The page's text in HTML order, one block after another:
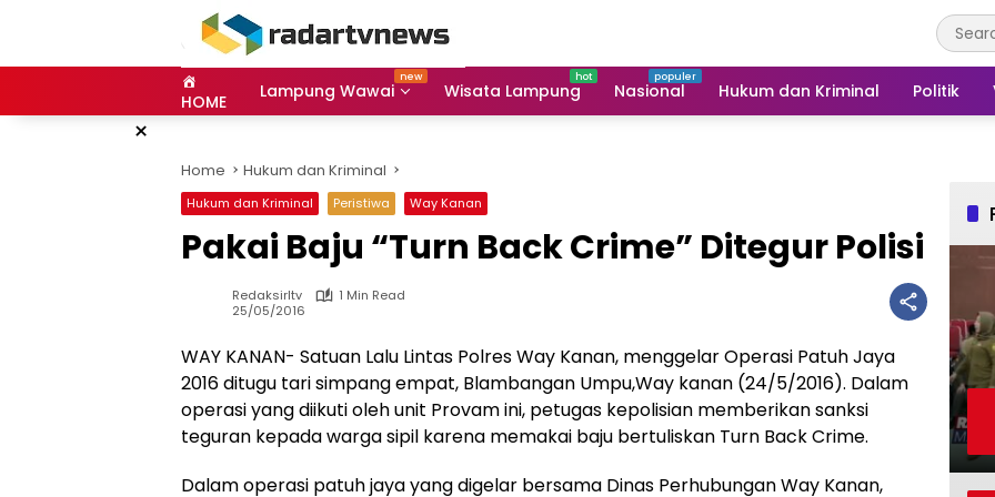
HOME Lampung Wawai Wisata Lampung Nasional Hukum dan Kriminal Politik
×
Home Hukum dan Kriminal
Hukum dan Kriminal Peristiwa Way Kanan
Pakai Baju “Turn Back Crime” Ditegur Polisi
Redaksirltv
1 Min Read
25/05/2016
WAY KANAN- Satuan Lalu Lintas Polres Way Kanan, menggelar Operasi Patuh Jaya
2016 ditugu tari simpang empat, Blambangan Umpu,Way kanan (24/5/2016). Dalam
operasi yang diikuti oleh unit Provam ini, petugas kepolisian memberikan sanksi
teguran kepada warga sipil karena memakai baju bertuliskan Turn Back Crime.
Dalam operasi patuh jaya yang digelar bersama Dinas Perhubungan Way Kanan,